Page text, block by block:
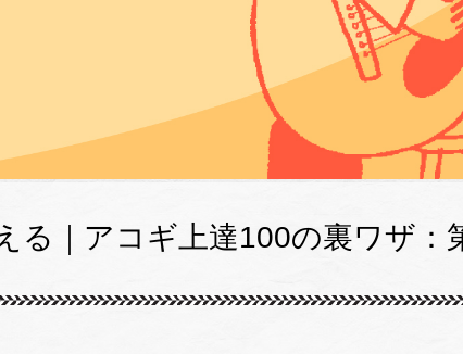
る｜アコギ上達100の裏ワザ：